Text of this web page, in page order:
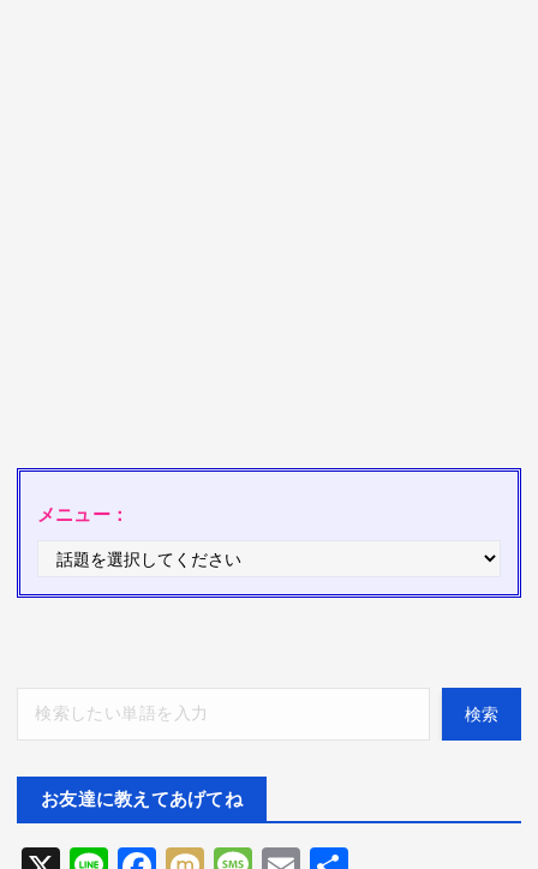
メニュー：
検索
お友達に教えてあげてね